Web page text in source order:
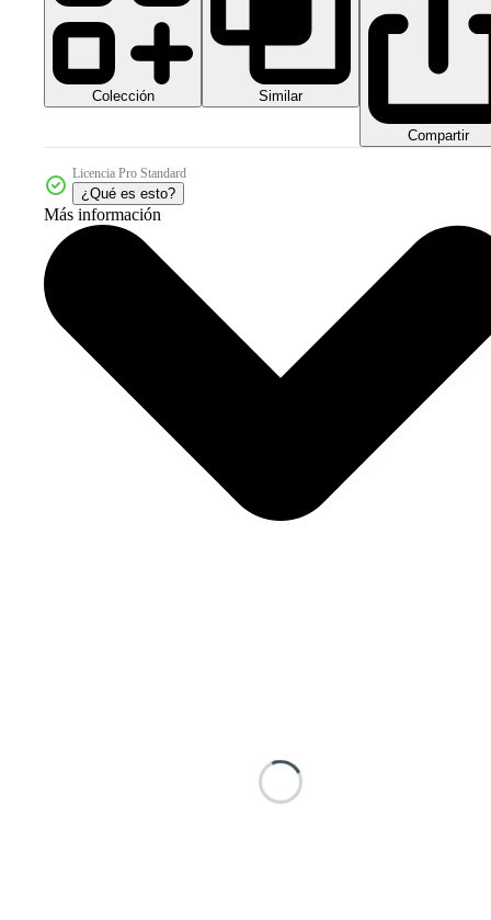
Colección Similar
Compartir
Licencia Pro Standard
¿Qué es esto?
Más información